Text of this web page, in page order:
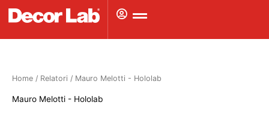
Home / Relatori / Mauro Melotti - Hololab
Mauro Melotti - Hololab